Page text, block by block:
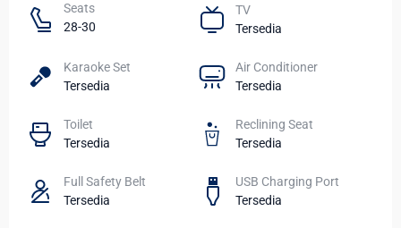
Seats​
28-30
TV​
Tersedia
Karaoke Set
Tersedia
Air Conditioner
Tersedia
Toilet​
Tersedia
Reclining Seat
Tersedia
Full Safety Belt
Tersedia
USB Charging Port
Tersedia